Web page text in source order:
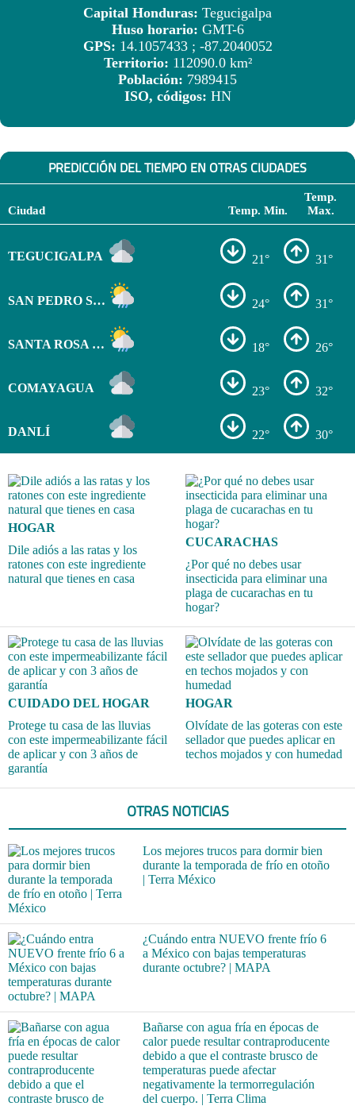
Capital Honduras: Tegucigalpa
Huso horario: GMT-6
GPS: 14.1057433 ; -87.2040052
Territorio: 112090.0 km²
Población: 7989415
ISO, códigos: HN
PREDICCIÓN DEL TIEMPO EN OTRAS CIUDADES
Ciudad Temp. Min.
Temp.
Max.
TEGUCIGALPA 21° 31°
SAN PEDRO SULA 24° 31°
SANTA ROSA DE COPÁN 18° 26°
COMAYAGUA 23° 32°
DANLÍ 22° 30°
HOGAR
Dile adiós a las ratas y los
ratones con este ingrediente
natural que tienes en casa
CUCARACHAS
¿Por qué no debes usar
insecticida para eliminar una
plaga de cucarachas en tu
hogar?
CUIDADO DEL HOGAR
Protege tu casa de las lluvias
con este impermeabilizante fácil
de aplicar y con 3 años de
garantía
HOGAR
Olvídate de las goteras con este
sellador que puedes aplicar en
techos mojados y con humedad
OTRAS NOTICIAS
Los mejores trucos para dormir bien
durante la temporada de frío en otoño
| Terra México
¿Cuándo entra NUEVO frente frío 6
a México con bajas temperaturas
durante octubre? | MAPA
Bañarse con agua fría en épocas de
calor puede resultar contraproducente
debido a que el contraste brusco de
temperaturas puede afectar
negativamente la termorregulación
del cuerpo. | Terra Clima